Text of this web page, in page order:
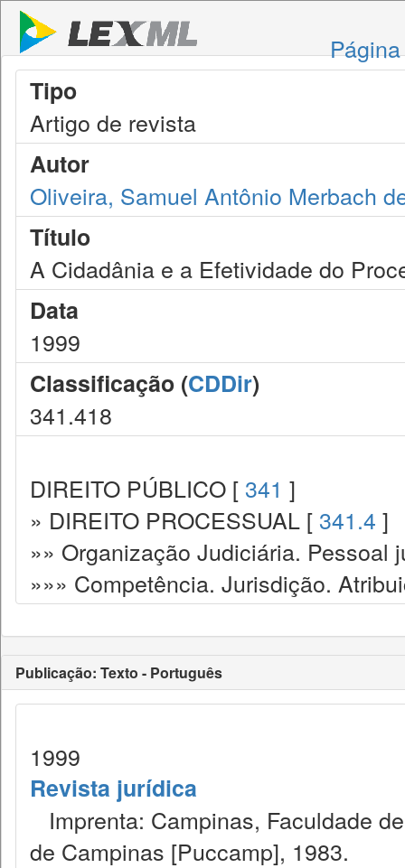
Tipo
Artigo de revista
Autor
Oliveira, Samuel Antônio Merbach
Título
A Cidadânia e a Efetividade do
Data
1999
Classificação (CDDir)
341.418
DIREITO PÚBLICO [ 341 ]
» DIREITO PROCESSUAL [ 341.4 ]
»» Organização Judiciária. Pessoal
»»» Competência. Jurisdição.
Publicação: Texto - Português
1999
Revista jurídica
Imprenta: Campinas, Faculdade
de Campinas [Puccamp], 1983.